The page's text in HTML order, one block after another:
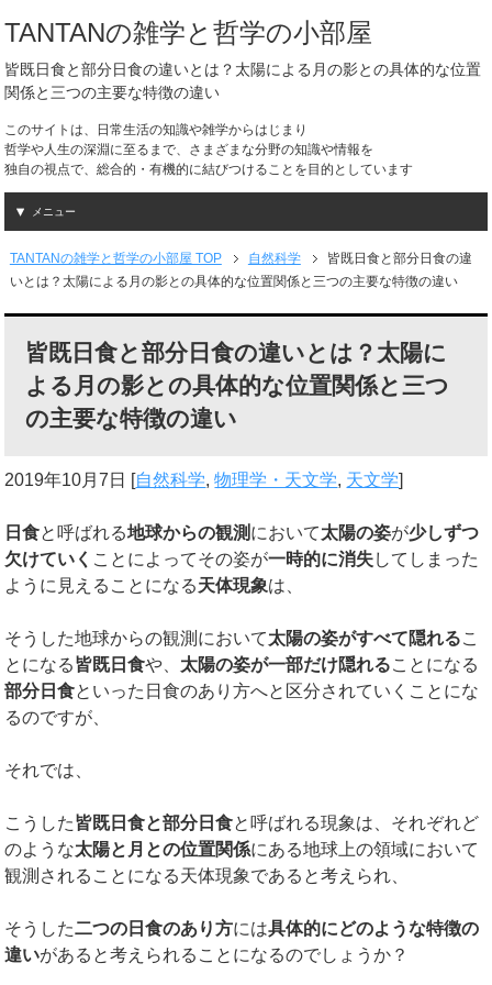
TANTANの雑学と哲学の小部屋
皆既日食と部分日食の違いとは？太陽による月の影との具体的な位置
関係と三つの主要な特徴の違い
このサイトは、日常生活の知識や雑学からはじまり
哲学や人生の深淵に至るまで、さまざまな分野の知識や情報を
独自の視点で、総合的・有機的に結びつけることを目的としています
メニュー
TANTANの雑学と哲学の小部屋 TOP 自然科学
皆既日食と部分日食の違
いとは？太陽による月の影との具体的な位置関係と三つの主要な特徴の違い
皆既日食と部分日食の違いとは？太陽に
よる月の影との具体的な位置関係と三つ
の主要な特徴の違い
2019年10月7日 [自然科学,物理学・天文学, 天文学]
日食と呼ばれる地球からの観測 において太陽の姿が少しずつ
欠けていく ことによってその姿が一時的に消失してしまった
ように見えることになる天体現象は、
そうした地球からの観測において太陽の姿がすべて隠れるこ
とになる皆既日食や、 太陽の姿が一部だけ隠れることになる
部分日食といった日食のあり方へと区分されていくことにな
るのですが、
それでは、
こうした皆既日食と部分日食と呼ばれる現象は、それぞれど
のような太陽と月との位置関係にある地球上の領域において
観測されることになる天体現象であると考えられ、
そうした二つの日食のあり方には具体的にどのような特徴の
違いがあると考えられることになるのでしょうか？